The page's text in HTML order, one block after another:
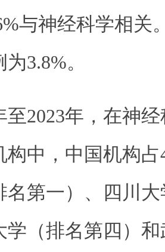
与神经科学相关
3.8%。
至2023年，在神
构中，中国机构
名第一）、四川
学（排名第四）